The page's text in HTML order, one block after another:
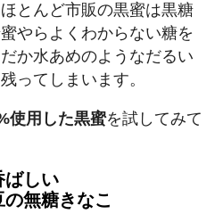
とんど市販の黒蜜は黒糖
やらよくわからない糖を
か水あめのようなだるい
ってしまいます。
使用した黒蜜を試してみて
ばしい
の無糖きなこ